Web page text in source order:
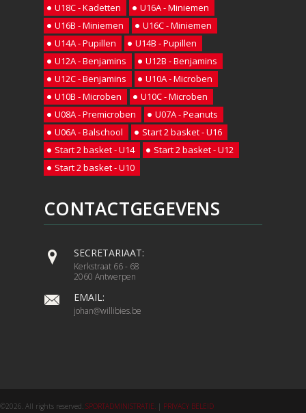
U18C - Kadetten
U16A - Miniemen
U16B - Miniemen
U16C - Miniemen
U14A - Pupillen
U14B - Pupillen
U12A - Benjamins
U12B - Benjamins
U12C - Benjamins
U10A - Microben
U10B - Microben
U10C - Microben
U08A - Premicroben
U07A - Peanuts
U06A - Balschool
Start 2 basket - U16
Start 2 basket - U14
Start 2 basket - U12
Start 2 basket - U10
CONTACTGEGEVENS
SECRETARIAAT:
Kerkstraat 66 - 68
2060 Antwerpen
EMAIL:
johan@willibies.be
©2026. All rights reserved. SPORTADMINISTRATIE. | PRIVACY BELEID